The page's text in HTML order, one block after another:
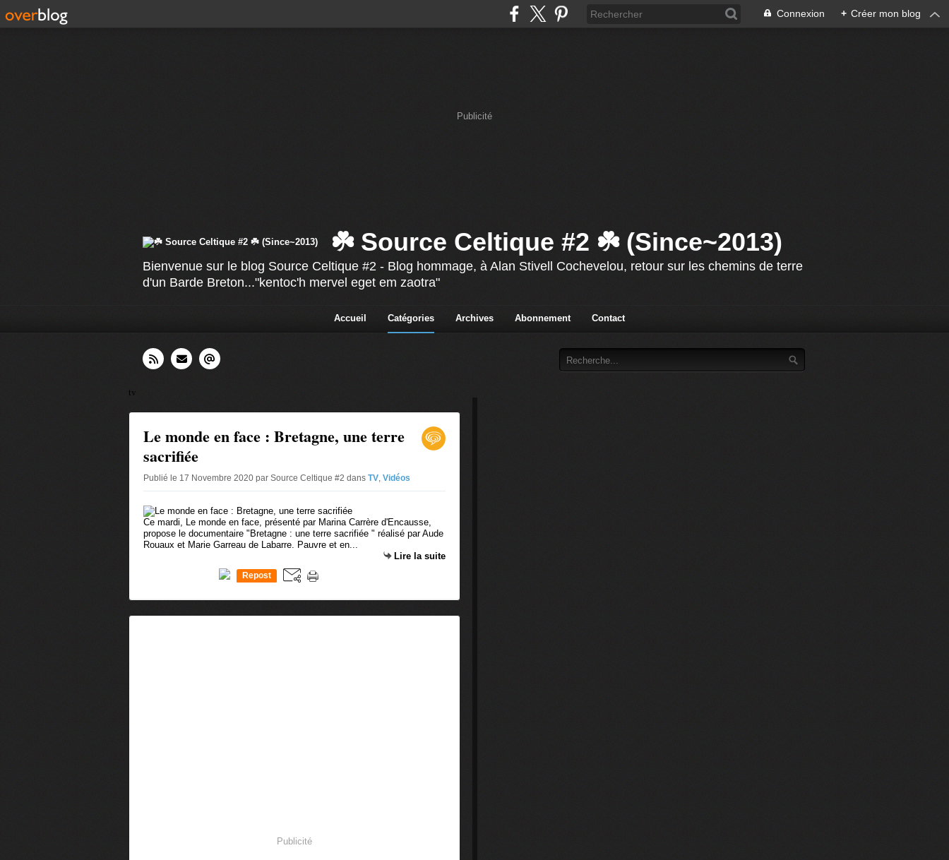
Connexion + Créer mon blog
Publicité
☘️ Source Celtique #2 ☘️ (Since~2013)
Bienvenue sur le blog Source Celtique #2 - Blog hommage, à Alan Stivell Cochevelou, retour sur les chemins de terre
d'un Barde Breton..."kentoc'h mervel eget em zaotra"
Accueil Catégories Archives Abonnement Contact
tv
Le monde en face : Bretagne, une terre
sacrifiée
Publié le 17 Novembre 2020 par Source Celtique #2 dans TV, Vidéos
Ce mardi, Le monde en face, présenté par Marina Carrère d'Encausse,
propose le documentaire "Bretagne : une terre sacrifiée " réalisé par Aude
Rouaux et Marie Garreau de Labarre. Pauvre et en...
Lire la suite
Repost
Publicité